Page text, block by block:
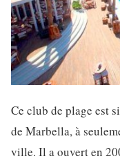
Ce club de plage est
de Marbella, à
ville. Il a ouvert en